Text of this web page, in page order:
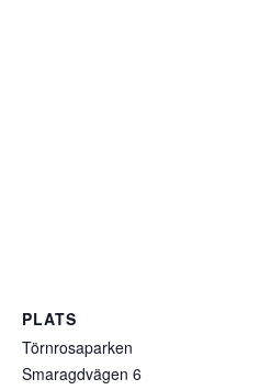
PLATS
Törnrosaparken
Smaragdvägen 6